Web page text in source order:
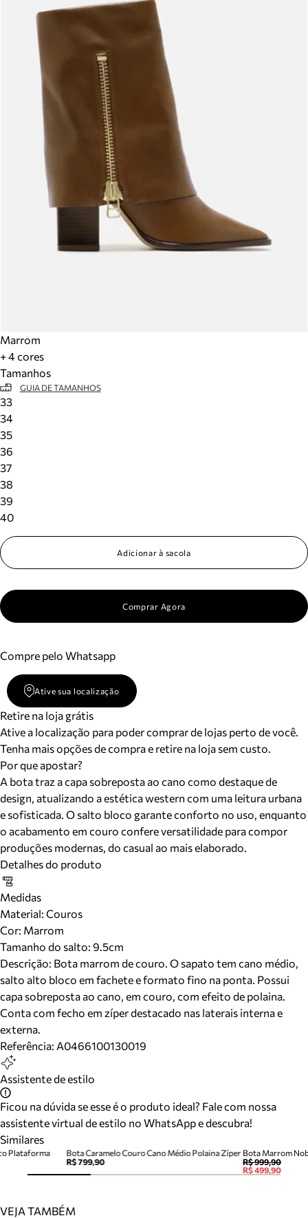
Marrom
+ 4 cores
Tamanhos
GUIA DE TAMANHOS
33
34
35
36
37
38
39
40
Adicionar à sacola
Comprar Agora
Compre pelo Whatsapp
Ative sua localização
Retire na loja grátis
Ative a localização para poder comprar de lojas perto de você.
Tenha mais opções de compra e retire na loja sem custo.
Por que apostar?
A bota traz a capa sobreposta ao cano como destaque de
design, atualizando a estética western com uma leitura urbana
e sofisticada. O salto bloco garante conforto no uso, enquanto
o acabamento em couro confere versatilidade para compor
produções modernas, do casual ao mais elaborado.
Detalhes do produto
Medidas
Material: Couros
Cor: Marrom
Tamanho do salto: 9.5cm
Descrição: Bota marrom de couro. O sapato tem cano médio,
salto alto bloco em fachete e formato fino na ponta. Possui
capa sobreposta ao cano, em couro, com efeito de polaina.
Conta com fecho em zíper destacado nas laterais interna e
externa.
Referência: A0466100130019
Assistente de estilo
Ficou na dúvida se esse é o produto ideal? Fale com nossa
assistente virtual de estilo no WhatsApp e descubra!
Similares
Bota Caramelo Couro Cano Médio Polaina Zíper
R$ 799,90
Bota Marrom
R$ 999,90
R$ 499,90
Plataforma
VEJA TAMBÉM